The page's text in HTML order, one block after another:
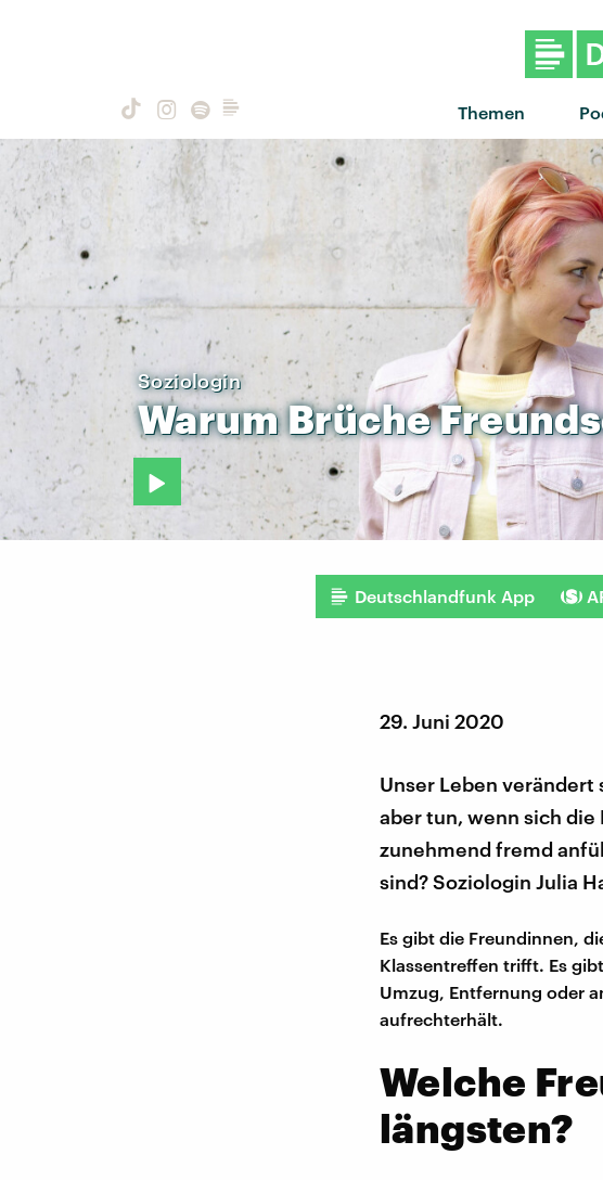
Themen
Soziologin
WarumBrüche
Deutschlandfunk App
29. Juni 2020
Unser Leben verändert
aber tun, wenn sich die
zunehmend fremd
sind? Soziologin Julia
Es gibt die Freundinnen,
Klassentreffen trifft. Es
Umzug, Entfernung oder
aufrechterhält.
Welche
längsten?